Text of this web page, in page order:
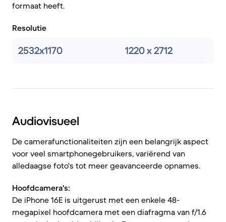
formaat heeft.
Resolutie
2532x1170 1220 x 2712
Audiovisueel
De camerafunctionaliteiten zijn een belangrijk aspect
voor veel smartphonegebruikers, variërend van
alledaagse foto's tot meer geavanceerde opnames.
Hoofdcamera's:
De iPhone 16E is uitgerust met een enkele 48-
megapixel hoofdcamera met een diafragma van f/1.6